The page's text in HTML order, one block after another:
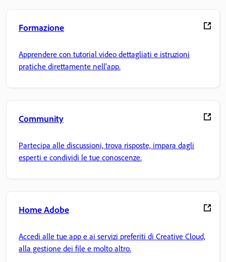
Formazione
Apprendere con tutorial video dettagliati e istruzioni
pratiche direttamente nell'app.
Community
Partecipa alle discussioni, trova risposte, impara dagli
esperti e condividi le tue conoscenze.
Home Adobe
Accedi alle tue app e ai servizi preferiti di Creative Cloud,
alla gestione dei file e molto altro.